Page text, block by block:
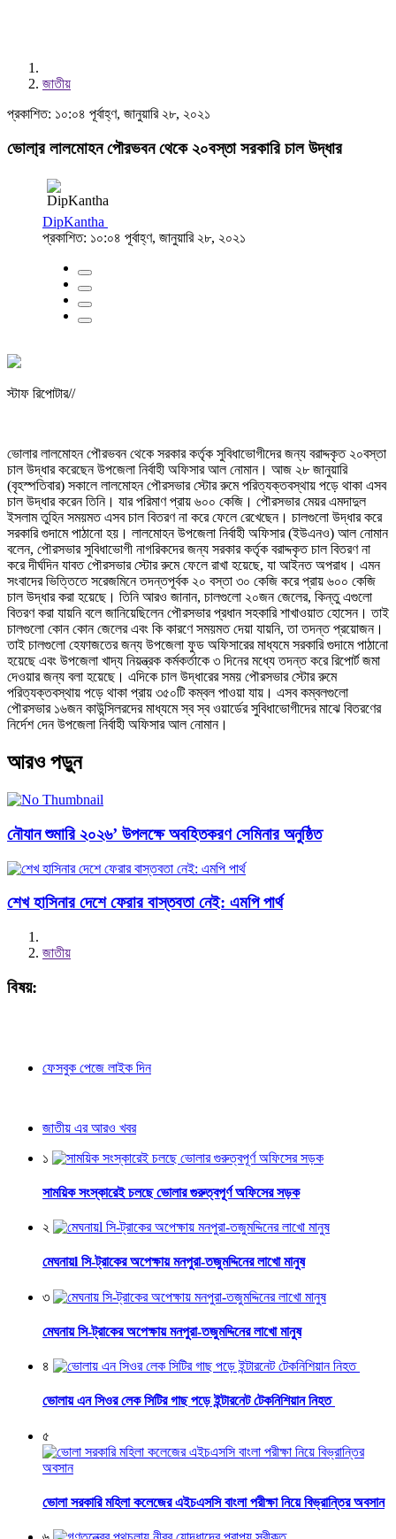
জাতীয়
প্রকাশিত: ১০:০৪ পূর্বাহ্ণ, জানুয়ারি ২৮, ২০২১
ভোলা্র লালমোহন পৌরভবন থেকে ২০বস্তা সরকারি চাল উদ্ধার
DipKantha
প্রকাশিত: ১০:০৪ পূর্বাহ্ণ, জানুয়ারি ২৮, ২০২১
স্টাফ রিপোটার//
ভোলার লালমোহন পৌরভবন থেকে সরকার কর্তৃক সুবিধাভোগীদের জন্য বরাদ্দকৃত ২০বস্তা
চাল উদ্ধার করেছেন উপজেলা নির্বাহী অফিসার আল নোমান। আজ ২৮ জানুয়ারি
(বৃহস্পতিবার) সকালে লালমোহন পৌরসভার স্টোর রুমে পরিত্যক্তবস্থায় পড়ে থাকা এসব
চাল উদ্ধার করেন তিনি। যার পরিমাণ প্রায় ৬০০ কেজি। পৌরসভার মেয়র এমদাদুল
ইসলাম তুহিন সময়মত এসব চাল বিতরণ না করে ফেলে রেখেছেন। চালগুলো উদ্ধার করে
সরকারি গুদামে পাঠানো হয়। লালমোহন উপজেলা নির্বাহী অফিসার (ইউএনও) আল নোমান
বলেন, পৌরসভার সুবিধাভোগী নাগরিকদের জন্য সরকার কর্তৃক বরাদ্দকৃত চাল বিতরণ না
করে দীর্ঘদিন যাবত পৌরসভার স্টোর রুমে ফেলে রাখা হয়েছে, যা আইনত অপরাধ। এমন
সংবাদের ভিত্তিতে সরেজমিনে তদন্তপূর্বক ২০ বস্তা ৩০ কেজি করে প্রায় ৬০০ কেজি
চাল উদ্ধার করা হয়েছে। তিনি আরও জানান, চালগুলো ২০জন জেলের, কিন্তু এগুলো
বিতরণ করা যায়নি বলে জানিয়েছিলেন পৌরসভার প্রধান সহকারি শাখাওয়াত হোসেন। তাই
চালগুলো কোন কোন জেলের এবং কি কারণে সময়মত দেয়া যায়নি, তা তদন্ত প্রয়োজন।
তাই চালগুলো হেফাজতের জন্য উপজেলা ফুড অফিসারের মাধ্যমে সরকারি গুদামে পাঠানো
হয়েছে এবং উপজেলা খাদ্য নিয়ন্ত্রক কর্মকর্তাকে ৩ দিনের মধ্যে তদন্ত করে রিপোর্ট জমা
দেওয়ার জন্য বলা হয়েছে। এদিকে চাল উদ্ধারের সময় পৌরসভার স্টোর রুমে
পরিত্যক্তবস্থায় পড়ে থাকা প্রায় ৩৫০টি কম্বল পাওয়া যায়। এসব কম্বলগুলো
পৌরসভার ১৬জন কাউন্সিলরদের মাধ্যমে স্ব স্ব ওয়ার্ডের সুবিধাভোগীদের মাঝে বিতরণের
নির্দেশ দেন উপজেলা নির্বাহী অফিসার আল নোমান।
আরও পড়ুন
নৌযান শুমারি ২০২৬’ উপলক্ষে অবহিতকরণ সেমিনার অনুষ্ঠিত
শেখ হাসিনার দেশে ফেরার বাস্তবতা নেই: এমপি পার্থ
জাতীয়
বিষয়:
ফেসবুক পেজে লাইক দিন
জাতীয় এর আরও খবর
১
সাময়িক সংস্কারেই চলছে ভোলার গুরুত্বপূর্ণ অফিসের সড়ক
২
মেঘনায়l সি-ট্রাকের অপেক্ষায় মনপুরা-তজুমদ্দিনের লাখো মানুষ
৩
মেঘনায় সি-ট্রাকের অপেক্ষায় মনপুরা-তজুমদ্দিনের লাখো মানুষ
৪
ভোলায় এন সিওর লেক সিটির গাছ পড়ে ইন্টারনেট টেকনিশিয়ান নিহত
৫
ভোলা সরকারি মহিলা কলেজের এইচএসসি বাংলা পরীক্ষা নিয়ে বিভ্রান্তির অবসান